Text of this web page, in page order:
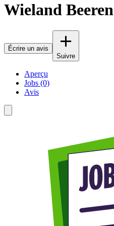
Wieland Beeren
Écrire un avis
Suivre
Aperçu
Jobs (0)
Avis